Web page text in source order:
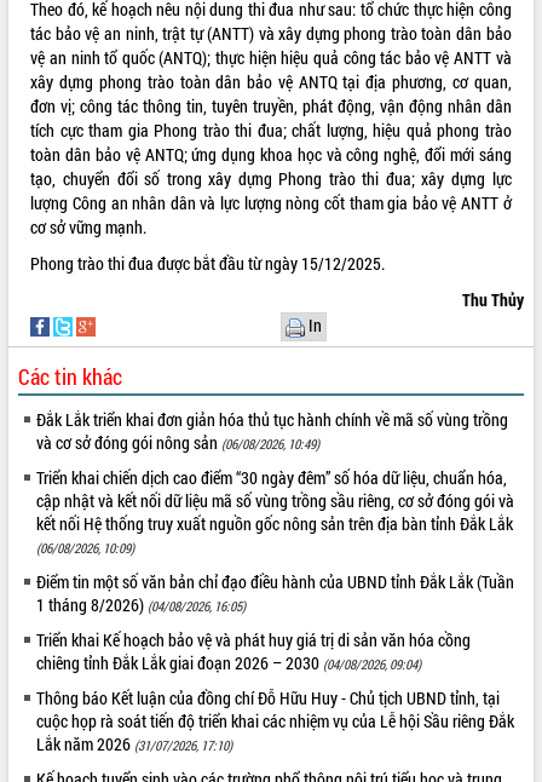
Theo đó, kế hoạch nêu nội dung thi đua như sau: tổ chức thực hiện công
tác bảo vệ an ninh, trật tự (ANTT) và xây dựng phong trào toàn dân bảo
vệ an ninh tổ quốc (ANTQ); thực hiện hiệu quả công tác bảo vệ ANTT và
xây dựng phong trào toàn dân bảo vệ ANTQ tại địa phương, cơ quan,
đơn vị; công tác thông tin, tuyên truyền, phát động, vận động nhân dân
tích cực tham gia Phong trào thi đua; chất lượng, hiệu quả phong trào
toàn dân bảo vệ ANTQ; ứng dụng khoa học và công nghệ, đổi mới sáng
tạo, chuyển đổi số trong xây dựng Phong trào thi đua; xây dựng lực
lượng Công an nhân dân và lực lượng nòng cốt tham gia bảo vệ ANTT ở
cơ sở vững mạnh.
Phong trào thi đua được bắt đầu từ ngày 15/12/2025.
Thu Thủy
In
Các tin khác
Đắk Lắk triển khai đơn giản hóa thủ tục hành chính về mã số vùng trồng
và cơ sở đóng gói nông sản (06/08/2026, 10:49)
Triển khai chiến dịch cao điểm “30 ngày đêm” số hóa dữ liệu, chuẩn hóa,
cập nhật và kết nối dữ liệu mã số vùng trồng sầu riêng, cơ sở đóng gói và
kết nối Hệ thống truy xuất nguồn gốc nông sản trên địa bàn tỉnh Đắk Lắk
(06/08/2026, 10:09)
Điểm tin một số văn bản chỉ đạo điều hành của UBND tỉnh Đắk Lắk (Tuần
1 tháng 8/2026) (04/08/2026, 16:05)
Triển khai Kế hoạch bảo vệ và phát huy giá trị di sản văn hóa cồng
chiêng tỉnh Đắk Lắk giai đoạn 2026 – 2030 (04/08/2026, 09:04)
Thông báo Kết luận của đồng chí Đỗ Hữu Huy - Chủ tịch UBND tỉnh, tại
cuộc họp rà soát tiến độ triển khai các nhiệm vụ của Lễ hội Sầu riêng Đắk
Lắk năm 2026 (31/07/2026, 17:10)